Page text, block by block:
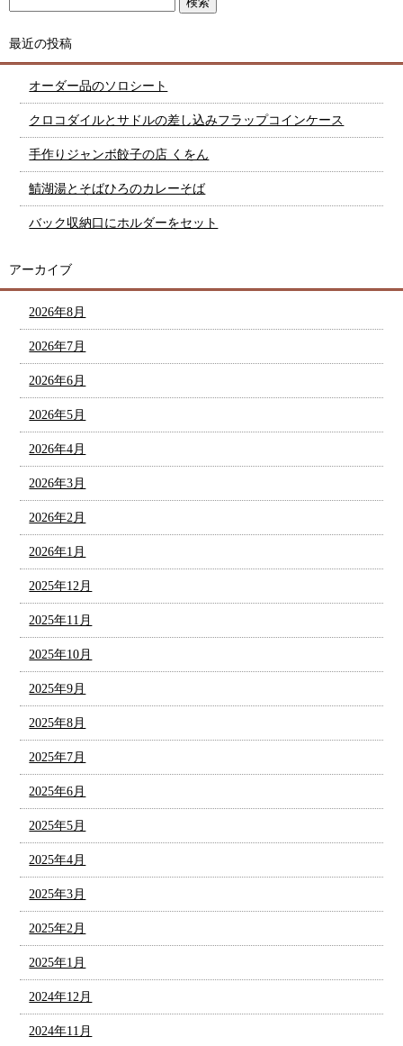
最近の投稿
オーダー品のソロシート
クロコダイルとサドルの差し込みフラップコインケース
手作りジャンボ餃子の店 くをん
鯖湖湯とそばひろのカレーそば
バック収納口にホルダーをセット
アーカイブ
2026年8月
2026年7月
2026年6月
2026年5月
2026年4月
2026年3月
2026年2月
2026年1月
2025年12月
2025年11月
2025年10月
2025年9月
2025年8月
2025年7月
2025年6月
2025年5月
2025年4月
2025年3月
2025年2月
2025年1月
2024年12月
2024年11月